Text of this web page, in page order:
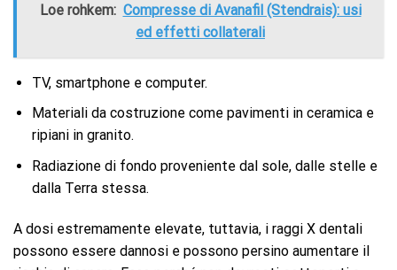
Loe rohkem: Compresse di Avanafil (Stendrais): usi
ed effetti collaterali
TV, smartphone e computer.
Materiali da costruzione come pavimenti in ceramica e
ripiani in granito.
Radiazione di fondo proveniente dal sole, dalle stelle e
dalla Terra stessa.
A dosi estremamente elevate, tuttavia, i raggi X dentali
possono essere dannosi e possono persino aumentare il